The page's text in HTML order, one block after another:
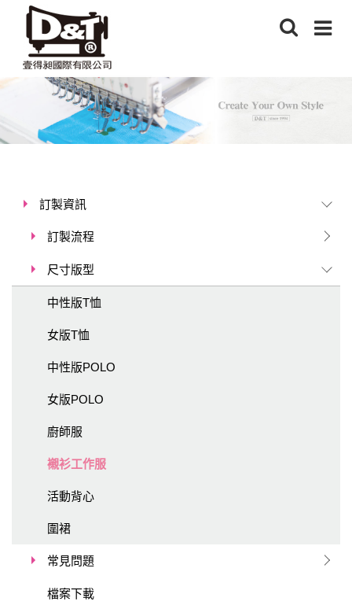
訂製資訊
訂製流程
尺寸版型
中性版T恤
女版T恤
中性版POLO
女版POLO
廚師服
襯衫工作服
活動背心
圍裙
常見問題
檔案下載